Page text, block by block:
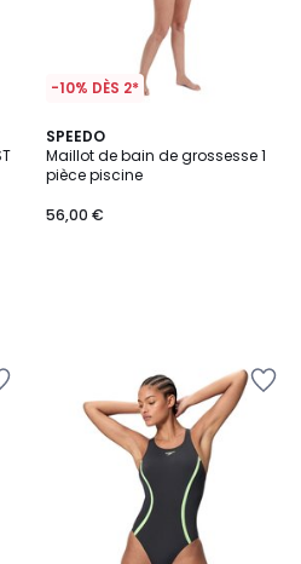
-10% DÈS 2*
SPEEDO
Maillot de bain de grossesse 1
pièce piscine
56,00 €